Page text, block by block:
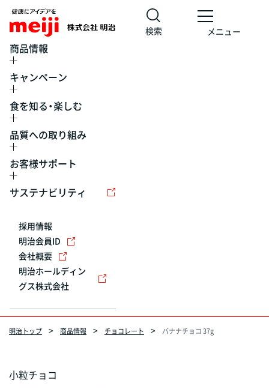
検索 メニュー
商品情報
キャンペーン
食を知る・楽しむ
品質への取り組み
お客様サポート
サステナビリティ
採用情報
明治会員ID
会社概要
明治ホールディン
グス株式会社
明治トップ 商品情報 チョコレート バナナチョコ 37g
小粒チョコ